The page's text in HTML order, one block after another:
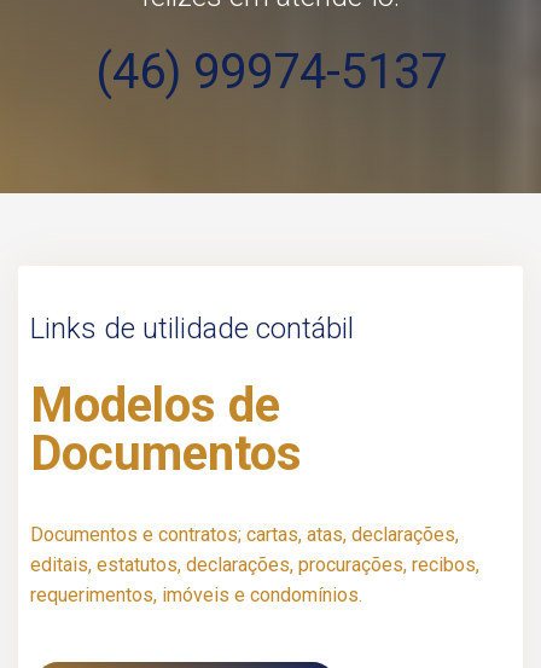
(46) 99974-5137
Links de utilidade contábil
Modelos de
Documentos
Documentos e contratos; cartas, atas, declarações,
editais, estatutos, declarações, procurações, recibos,
requerimentos, imóveis e condomínios.